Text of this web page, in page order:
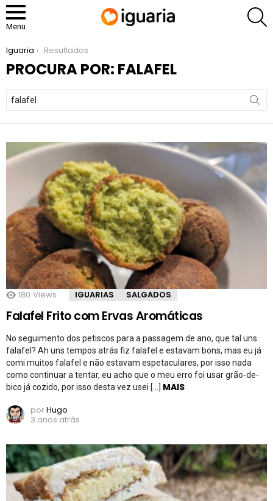
Menu
You are here:
Iguaria Resultados
PROCURA POR: FALAFEL
Search
for:
180 Views IGUARIAS SALGADOS
Falafel Frito com Ervas Aromáticas
No seguimento dos petiscos para a passagem de ano, que tal uns
falafel? Ah uns tempos atrás fiz falafel e estavam bons, mas eu já
comi muitos falafel e não estavam espetaculares, por isso nada
como continuar a tentar, eu acho que o meu erro foi usar grão-de-
bico já cozido, por isso desta vez usei […] MAIS
porHugo
3 anos atrás